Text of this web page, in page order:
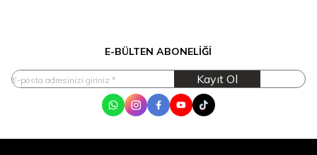
E-BÜLTEN ABONELIĞI
Kayıt Ol
WhatsApp
InstagramFacebook
YoutubeTik Tok